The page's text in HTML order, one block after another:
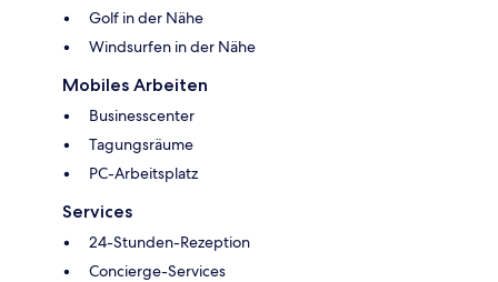
Golf in der Nähe
Windsurfen in der Nähe
Mobiles Arbeiten
Businesscenter
Tagungsräume
PC-Arbeitsplatz
Services
24-Stunden-Rezeption
Concierge-Services